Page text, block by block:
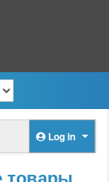
Log in